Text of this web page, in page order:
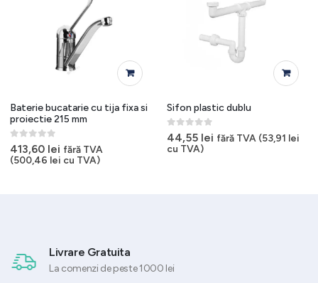
Baterie bucatarie cu tija fixa si
proiectie 215 mm
0out of 5
413,60 lei fără TVA
(500,46 lei cu TVA)
Sifon plastic dublu
0out of 5
44,55 lei fără TVA (53,91 lei
cu TVA)
Livrare Gratuita
La comenzi de peste 1000 lei